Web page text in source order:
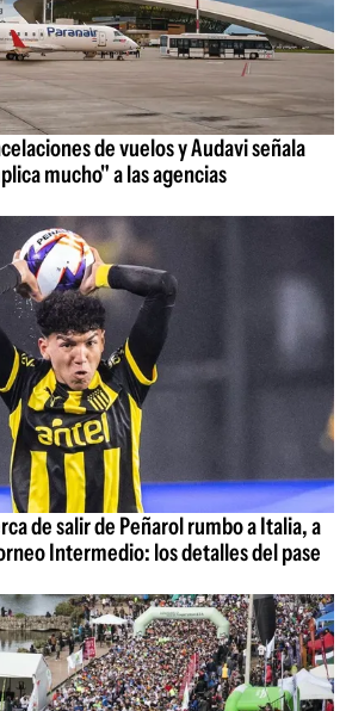
de vuelos y Audavi señala
mucho" a las agencias
de salir de Peñarol rumbo a Italia, a
Intermedio: los detalles del pase